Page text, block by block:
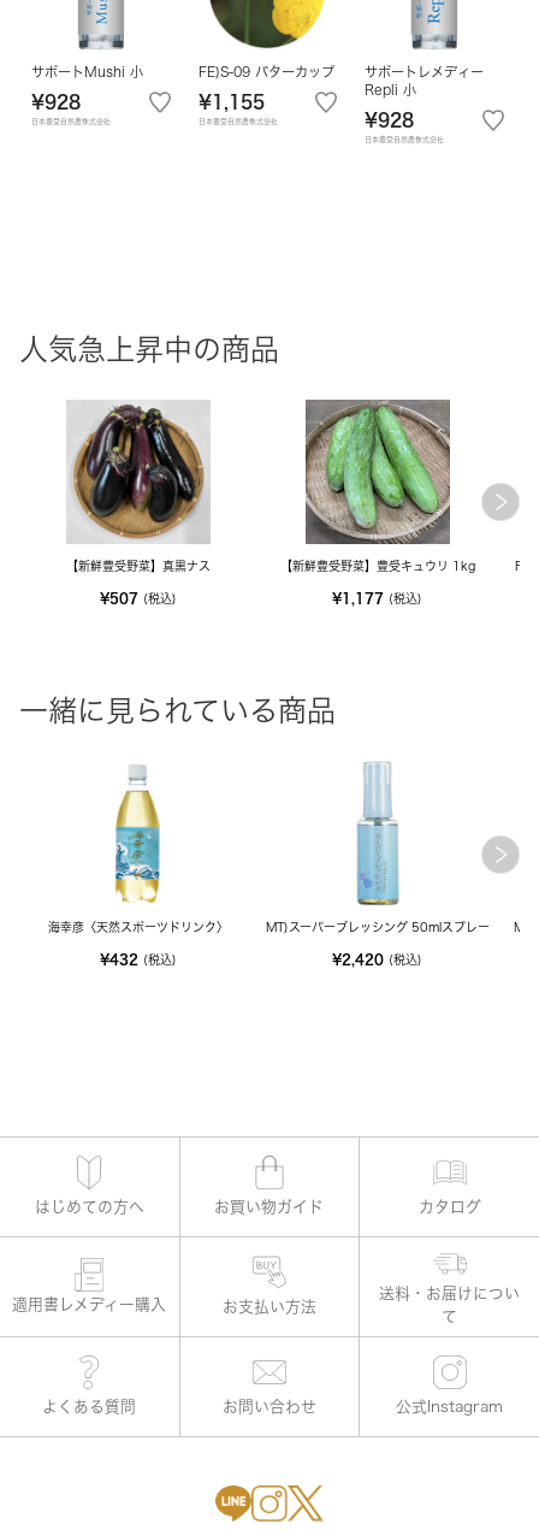
サポートMushi 小
¥928
日本豊受自然農株式会社
FE)S-09 バターカップ
¥1,155
日本豊受自然農株式会社
サポートレメディー
Repli 小
¥928
日本豊受自然農株式会社
人気急上昇中の商品
【新鮮豊受野菜】真黒ナス
¥507 (税込)
【新鮮豊受野菜】豊受キュウリ 1kg
¥1,177 (税込)
一緒に見られている商品
海幸彦〈天然スポーツドリンク〉
¥432 (税込)
MT)スーパーブレッシング 50mlスプレー
¥2,420 (税込)
MT)
はじめての方へ お買い物ガイド カタログ
適用書レメディー購入 お支払い方法
よくある質問 お問い合わせ 公式Instagram